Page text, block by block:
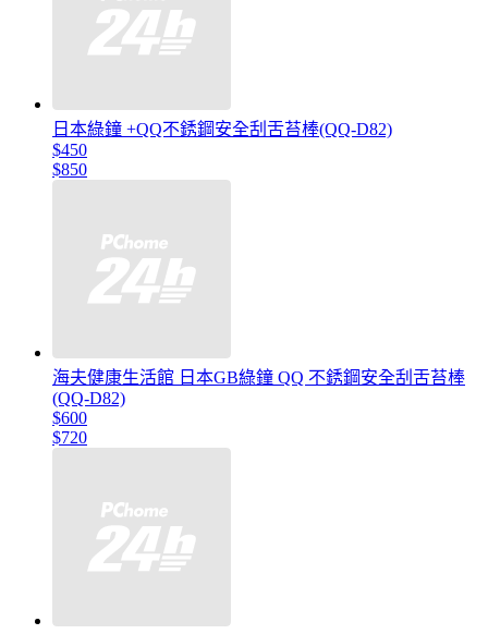
日本綠鐘 +QQ不銹鋼安全刮舌苔棒(QQ-D82)
$450
$850
海夫健康生活館 日本GB綠鐘 QQ 不銹鋼安全刮舌苔棒
(QQ-D82)
$600
$720